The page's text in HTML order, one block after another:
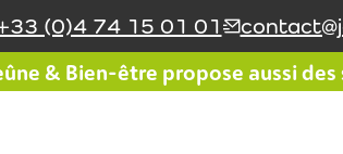
(0)4 74 15 01 01
& Bien-être propose aussi